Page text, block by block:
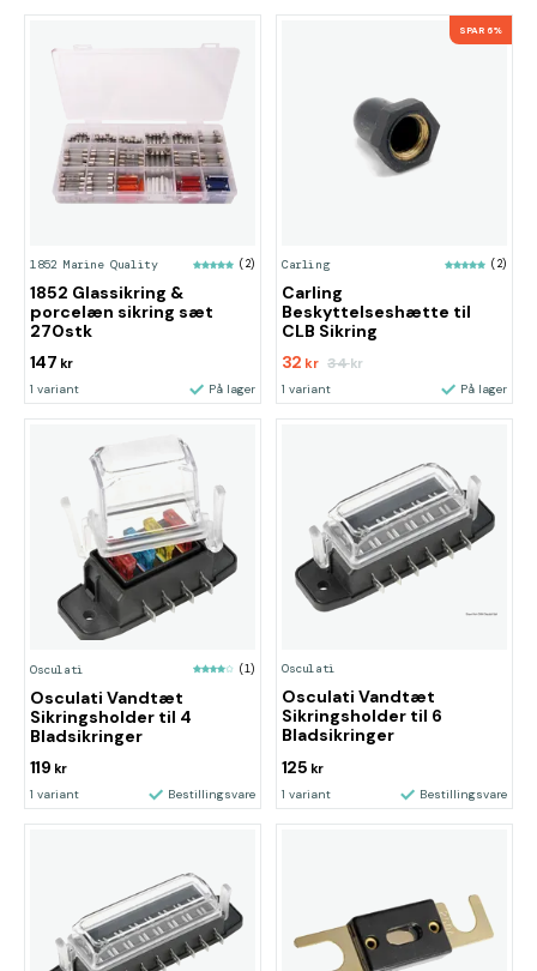
1852 Marine Quality (2)
1852 Glassikring &
porcelæn sikring sæt
270stk
147 kr
1 variant På lager
SPAR 6%
Carling (2)
Carling
Beskyttelseshætte til
CLB Sikring
32 kr 34kr
1 variant På lager
Osculati (1)
Osculati Vandtæt
Sikringsholder til 4
Bladsikringer
119 kr
1 variant Bestillingsvare
Osculati
Osculati Vandtæt
Sikringsholder til 6
Bladsikringer
125 kr
1 variant Bestillingsvare